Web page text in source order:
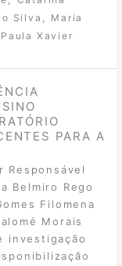
Silva
Maria
Paula Xavier
PARA A
Responsável
Belmiro Rego
Filomena
Morais
investigação